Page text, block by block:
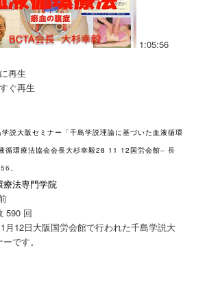
1:05:56
再生
ぐ再生
説大阪セミナー「千島学説理論に基づいた血液循環
循環療法協会会長大杉幸毅28 11 12国労会館– 長
。
療法専門学院
590 回
月12日大阪国労会館で行われた千島学説大
です。